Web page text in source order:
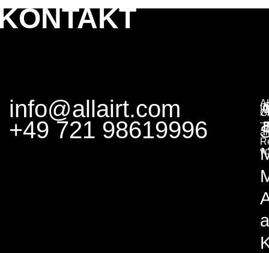
info@allairt.com
+49 721 98619996
–